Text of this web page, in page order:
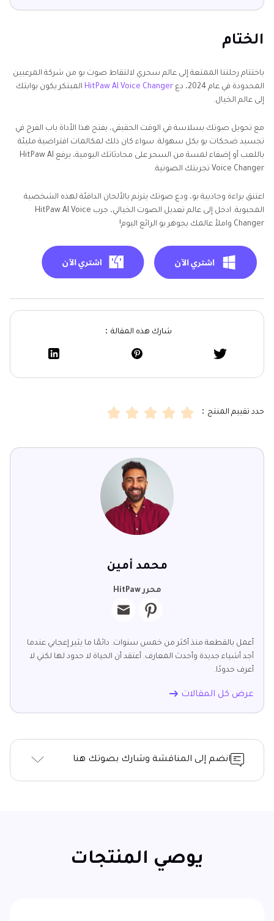
الختام
باختتام رحلتنا الممتعة إلى عالم سحري لالتقاط صوت بو من شركة المرعبين
المحدودة في عام 2024، دع
HitPaw AI Voice Changer المبتكر يكون بوابتك
إلى عالم الخيال.
مع تحويل صوتك بسلاسة في الوقت الحقيقي، يفتح هذا الأداة باب الفرح في
تجسيد ضحكات بو بكل سهولة. سواء كان ذلك لمكالمات افتراضية مليئة
باللعب أو إضفاء لمسة من السحر على محادثاتك اليومية، يرفع HitPaw AI
Voice Changer تجربتك الصوتية.
اعتنق براءة وجاذبية بو، ودع صوتك يترنم بالألحان الدافئة لهذه الشخصية
المحبوبة. ادخل إلى عالم تعديل الصوت الخيالي، جرب HitPaw AI Voice
Changer واملأ عالمك بجوهر بو الرائع اليوم!
شارك هذه المقالة：
حدد تقييم المنتج：
محمد أمين
محرر HitPaw
أعمل بالقطعة منذ أكثر من خمس سنوات. دائمًا ما يثير إعجابي عندما
أجد أشياء جديدة وأحدث المعارف. أعتقد أن الحياة لا حدود لها لكني لا
أعرف حدودًا.
عرض كل المقالات
انضم إلى المناقشة وشارك بصوتك هنا
يوصي المنتجات